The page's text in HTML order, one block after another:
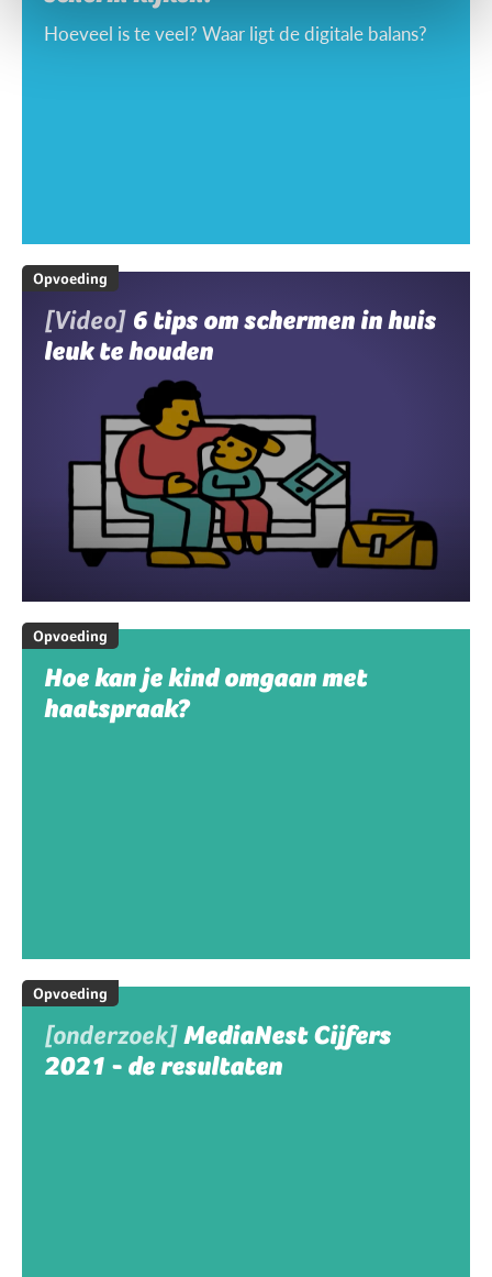
Hoeveel is te veel? Waar ligt de digitale balans?
Opvoeding
[Video] 6 tips om schermen in huis
leuk te houden
Opvoeding
Hoe kan je kind omgaan met
haatspraak?
Opvoeding
[onderzoek]MediaNest Cijfers
2021 - de resultaten